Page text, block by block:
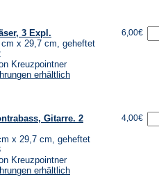
3 Expl.
x 29,7 cm, geheftet
Kreuzpointner
erhältlich
6,00€
Gitarre. 2
x 29,7 cm, geheftet
Kreuzpointner
erhältlich
4,00€